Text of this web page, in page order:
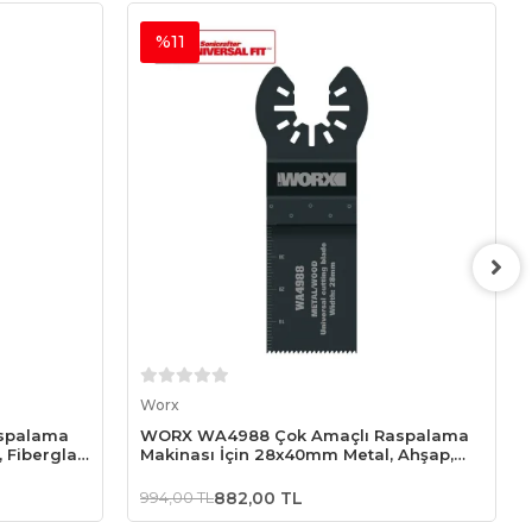
Fiberglas,
Worx
WORX WA4988 Çok Amaçlı Raspalama
Makinası İçin 28x40mm Metal, Ahşap,
%11
994,00 TL882,00 TL